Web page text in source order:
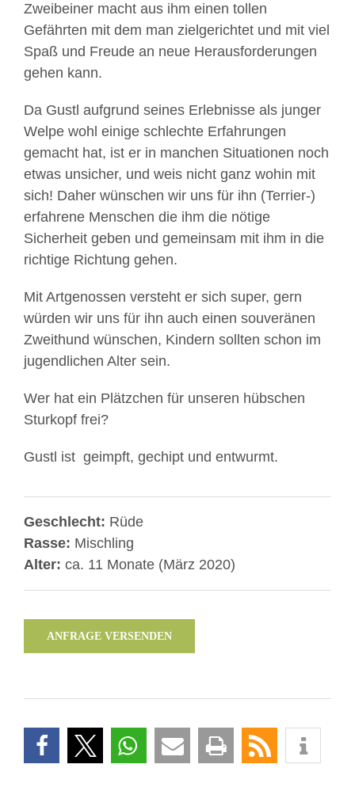
Zweibeiner macht aus ihm einen tollen
Gefährten mit dem man zielgerichtet und mit viel
Spaß und Freude an neue Herausforderungen
gehen kann.
Da Gustl aufgrund seines Erlebnisse als junger
Welpe wohl einige schlechte Erfahrungen
gemacht hat, ist er in manchen Situationen noch
etwas unsicher, und weis nicht ganz wohin mit
sich! Daher wünschen wir uns für ihn (Terrier-)
erfahrene Menschen die ihm die nötige
Sicherheit geben und gemeinsam mit ihm in die
richtige Richtung gehen.
Mit Artgenossen versteht er sich super, gern
würden wir uns für ihn auch einen souveränen
Zweithund wünschen, Kindern sollten schon im
jugendlichen Alter sein.
Wer hat ein Plätzchen für unseren hübschen
Sturkopf frei?
Gustl ist geimpft, gechipt und entwurmt.
Geschlecht: Rüde
Rasse: Mischling
Alter: ca. 11 Monate (März 2020)
ANFRAGE VERSENDEN